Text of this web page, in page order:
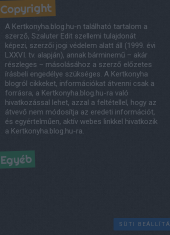
Copyright
A Kertkonyha.blog.hu-n található tartalom a
szerző, Szaluter Edit szellemi tulajdonát
képezi, szerzői jogi védelem alatt áll (1999. évi
LXXVI. tv. alapján), annak bárminemű – akár
részleges – másolásához a szerző előzetes
írásbeli engedélye szükséges. A Kertkonyha
blogról cikkeket, információkat átvenni csak a
forrásra, a Kertkonyha.blog.hu-ra való
hivatkozással lehet, azzal a feltétellel, hogy az
átvevő nem módosítja az eredeti információt,
és egyértelműen, aktív webes linkkel hivatkozik
a Kertkonyha.blog.hu-ra.
Egyéb
SÜTI